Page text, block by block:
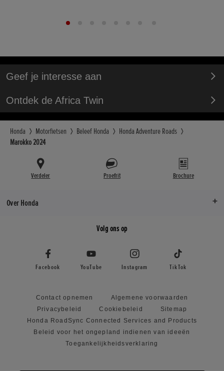
Geef je interesse aan
Ontdek de Africa Twin
Honda Motorfietsen Beleef Honda
Honda Adventure Roads
Marokko 2024
Verdeler Proefrit Brochure
Over Honda
Volg ons op
Facebook YouTube Instagram TikTok
Contact opnemen
Algemene voorwaarden
Privacybeleid
Cookiebeleid
Sitemap
Honda RoadSync Connected Services and Products
Beleid voor het ongepland indienen van ideeën
Toegankelijkheidsverklaring